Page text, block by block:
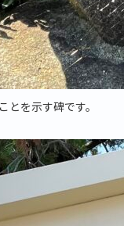
を示す碑です。